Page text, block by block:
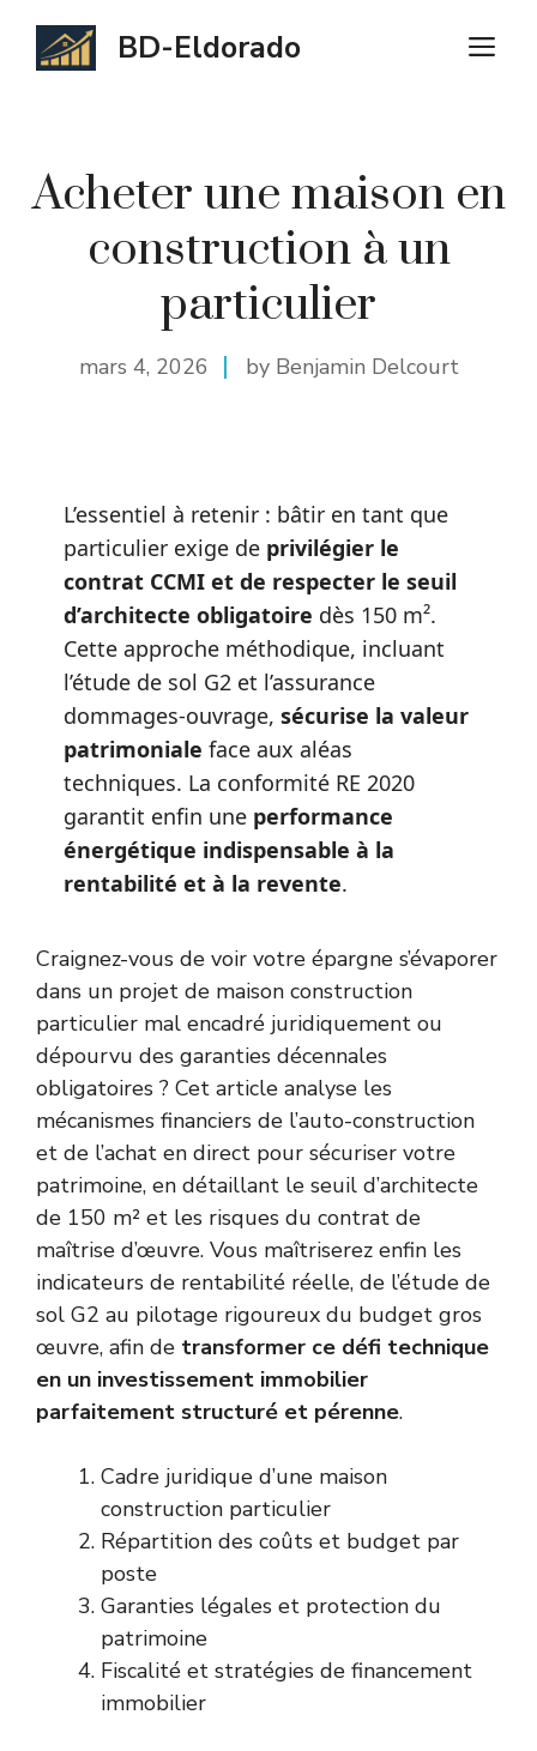
contenu
BD-Eldorado
Acheter une maison en
construction à un
particulier
mars 4, 2026 by Benjamin Delcourt
L’essentiel à retenir : bâtir en tant que
particulier exige de privilégier le
contrat CCMI et de respecter le seuil
d’architecte obligatoire dès 150 m².
Cette approche méthodique, incluant
l’étude de sol G2 et l’assurance
dommages-ouvrage, sécurise la valeur
patrimoniale face aux aléas
techniques. La conformité RE 2020
garantit enfin une performance
énergétique indispensable à la
rentabilité et à la revente.
Craignez-vous de voir votre épargne s’évaporer
dans un projet de maison construction
particulier mal encadré juridiquement ou
dépourvu des garanties décennales
obligatoires ? Cet article analyse les
mécanismes financiers de l’auto-construction
et de l’achat en direct pour sécuriser votre
patrimoine, en détaillant le seuil d’architecte
de 150 m² et les risques du contrat de
maîtrise d’œuvre. Vous maîtriserez enfin les
indicateurs de rentabilité réelle, de l’étude de
sol G2 au pilotage rigoureux du budget gros
œuvre, afin de transformer ce défi technique
en un investissement immobilier
parfaitement structuré et pérenne.
Cadre juridique d’une maison
construction particulier
Répartition des coûts et budget par
poste
Garanties légales et protection du
patrimoine
Fiscalité et stratégies de financement
immobilier